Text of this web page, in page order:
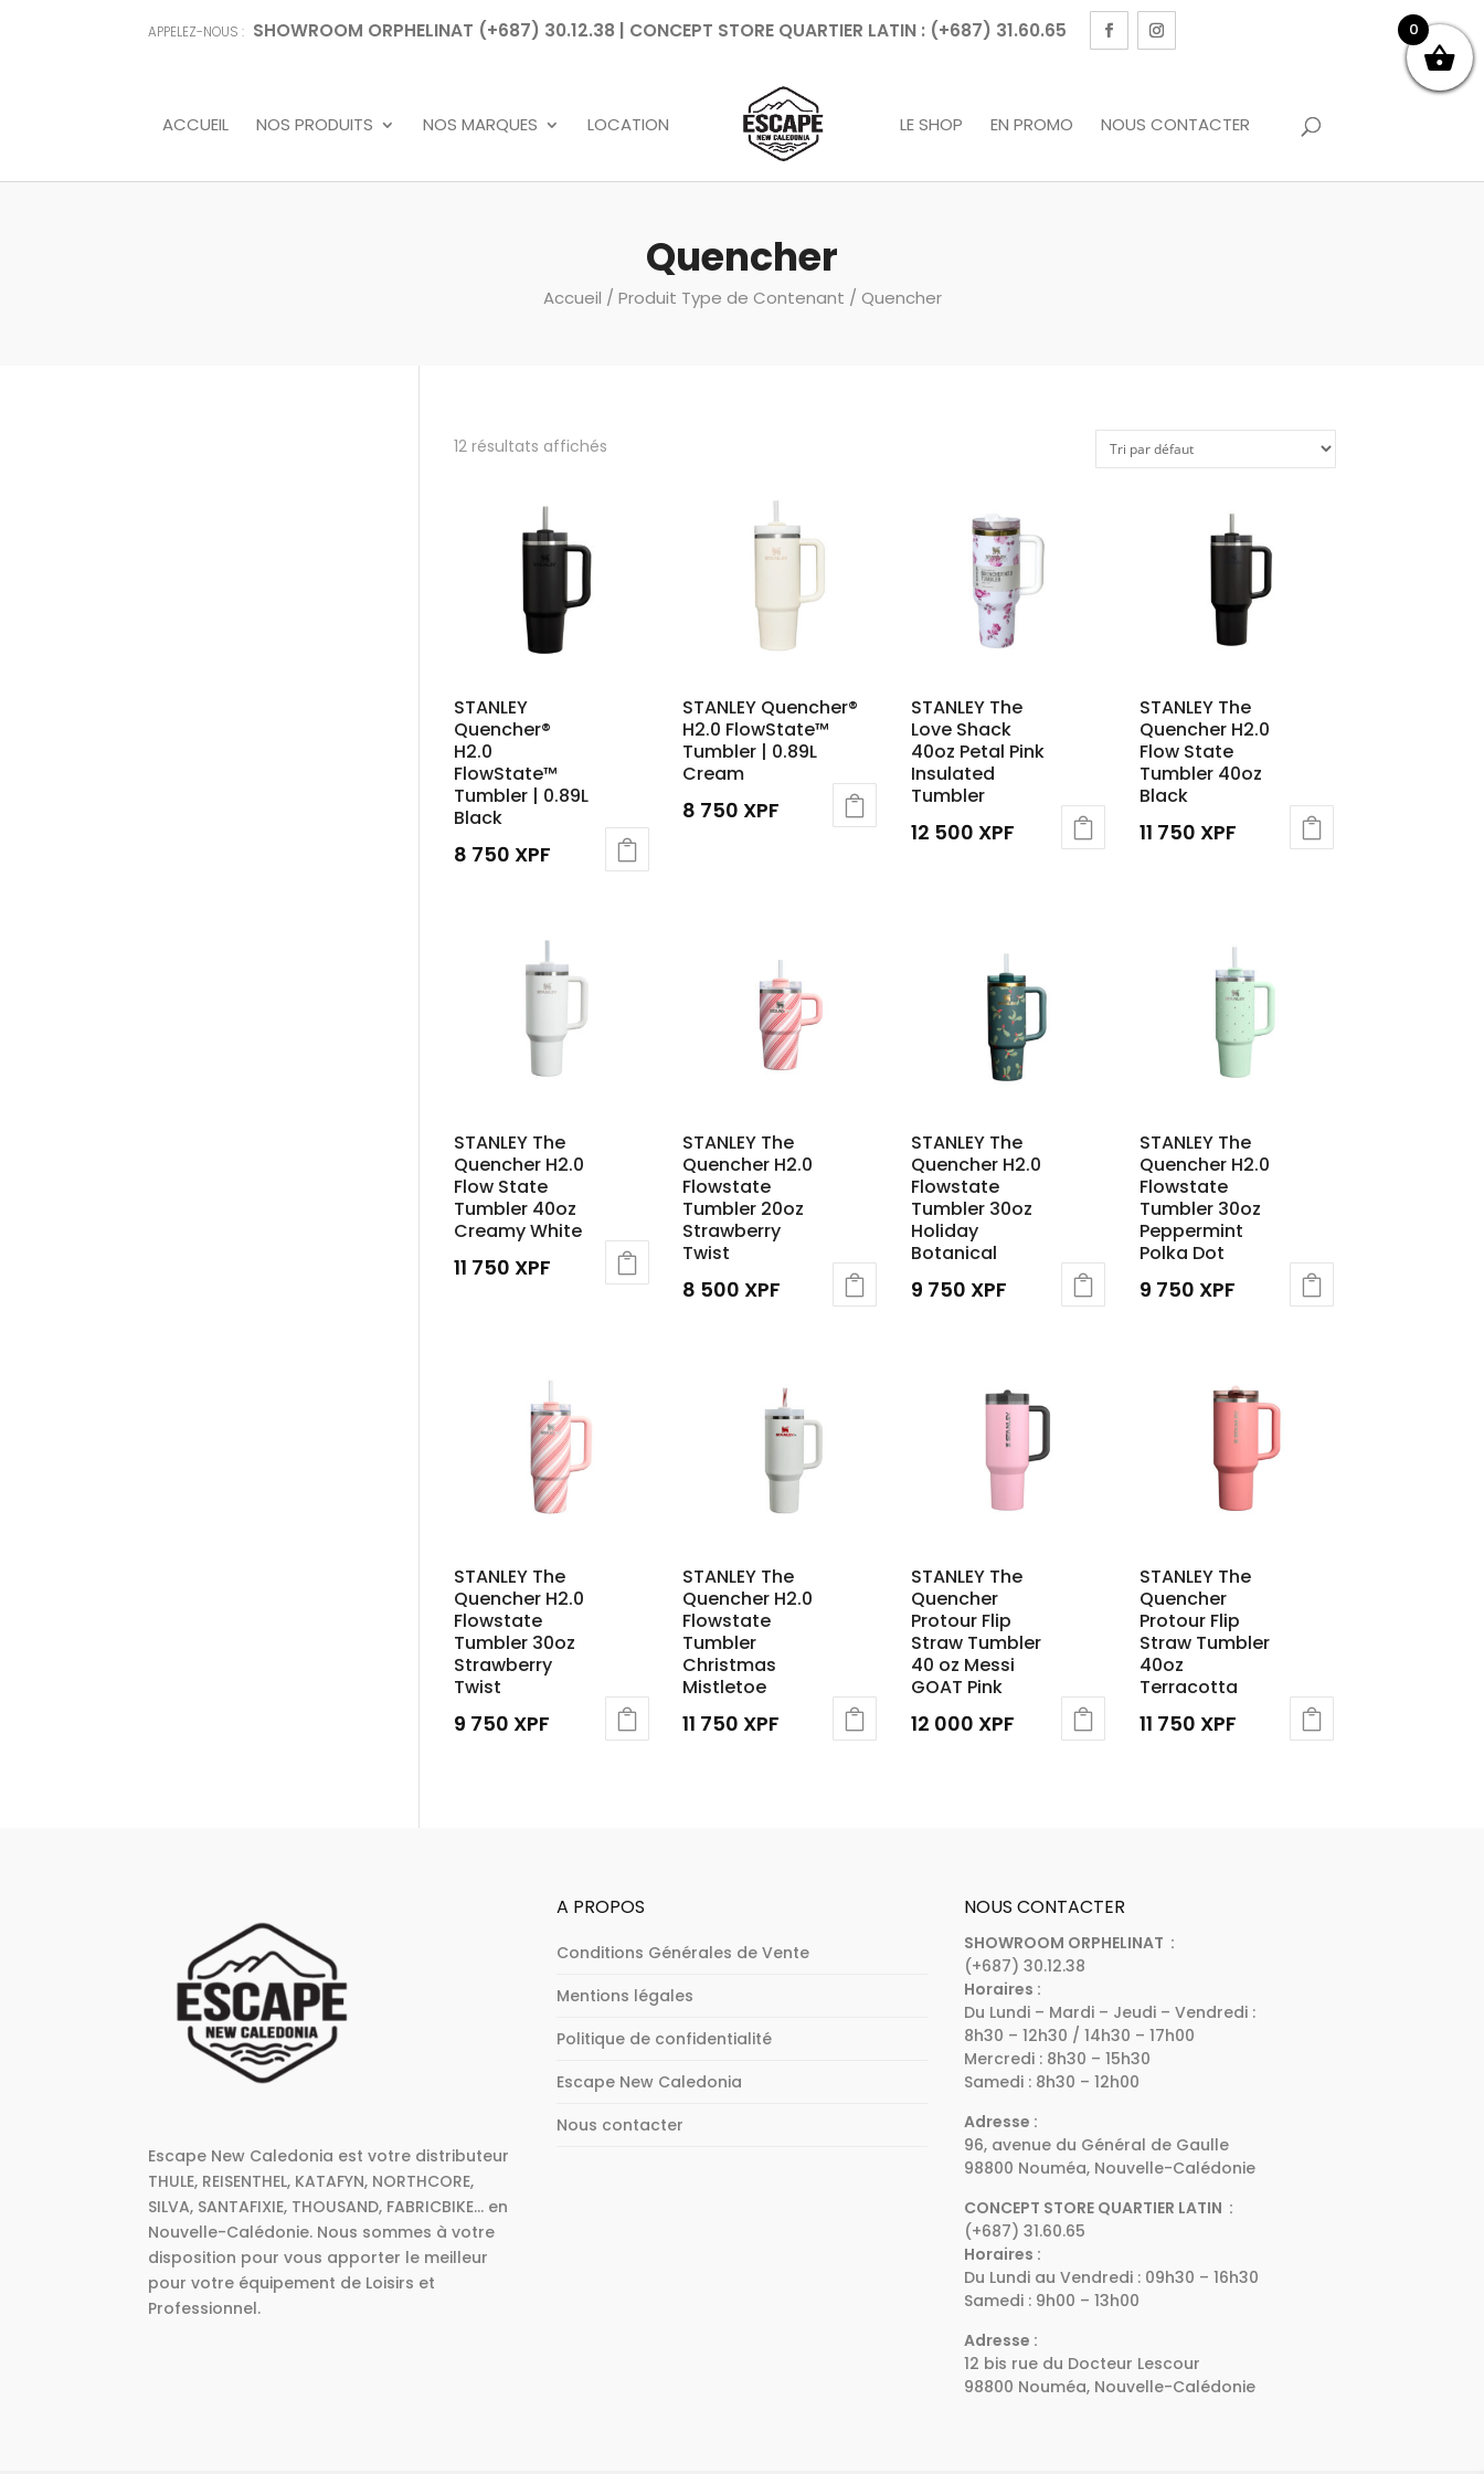
APPELEZ-NOUS : SHOWROOM ORPHELINAT (+687) 30.12.38 | CONCEPT STORE QUARTIER LATIN : (+687) 31.60.65
ACCUEIL NOS PRODUITS NOS MARQUES LOCATION LE SHOP EN PROMO NOUS CONTACTER
Quencher
Accueil / Produit Type de Contenant / Quencher
12 résultats affichés
STANLEY
Quencher®
H2.0
FlowState™
Tumbler | 0.89L
Black
8 750 XPF
STANLEY Quencher®
H2.0 FlowState™
Tumbler | 0.89L
Cream
8 750 XPF
STANLEY The
Love Shack
40oz Petal Pink
Insulated
Tumbler
12 500 XPF
STANLEY The
Quencher H2.0
Flow State
Tumbler 40oz
Black
11 750 XPF
STANLEY The
Quencher H2.0
Flow State
Tumbler 40oz
Creamy White
11 750 XPF
STANLEY The
Quencher H2.0
Flowstate
Tumbler 20oz
Strawberry
Twist
8 500 XPF
STANLEY The
Quencher H2.0
Flowstate
Tumbler 30oz
Holiday
Botanical
9 750 XPF
STANLEY The
Quencher H2.0
Flowstate
Tumbler 30oz
Peppermint
Polka Dot
9 750 XPF
STANLEY The
Quencher H2.0
Flowstate
Tumbler 30oz
Strawberry
Twist
9 750 XPF
STANLEY The
Quencher H2.0
Flowstate
Tumbler
Christmas
Mistletoe
11 750 XPF
STANLEY The
Quencher
Protour Flip
Straw Tumbler
40 oz Messi
GOAT Pink
12 000 XPF
STANLEY The
Quencher
Protour Flip
Straw Tumbler
40oz
Terracotta
11 750 XPF
Escape New Caledonia est votre distributeur
THULE, REISENTHEL, KATAFYN, NORTHCORE,
SILVA, SANTAFIXIE, THOUSAND, FABRICBIKE... en
Nouvelle-Calédonie. Nous sommes à votre
disposition pour vous apporter le meilleur
pour votre équipement de Loisirs et
Professionnel.
A PROPOS
Conditions Générales de Vente
Mentions légales
Politique de confidentialité
Escape New Caledonia
Nous contacter
NOUS CONTACTER
SHOWROOM ORPHELINAT :
(+687) 30.12.38
Horaires :
Du Lundi – Mardi – Jeudi – Vendredi :
8h30 – 12h30 / 14h30 – 17h00
Mercredi : 8h30 – 15h30
Samedi : 8h30 – 12h00
Adresse :
96, avenue du Général de Gaulle
98800 Nouméa, Nouvelle-Calédonie
CONCEPT STORE QUARTIER LATIN :
(+687) 31.60.65
Horaires :
Du Lundi au Vendredi : 09h30 – 16h30
Samedi : 9h00 – 13h00
Adresse :
12 bis rue du Docteur Lescour
98800 Nouméa, Nouvelle-Calédonie
0